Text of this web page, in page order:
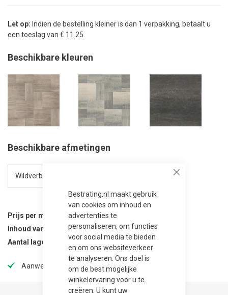
Bestrating.nl maakt gebruik
van cookies om inhoud en
advertenties te
personaliseren, om functies
voor social media te bieden
en om ons websiteverkeer
te analyseren. Ons doel is
om de best mogelijke
winkelervaring voor u te
creëren. U kunt uw
Let op: Indien de bestelling kleiner is dan 1 verpakking, betaalt u
een toeslag van € 11.25.
Beschikbare kleuren
Beschikbare afmetingen
Prijs per m²
49,95
Inhoud van verpakking
10.8 m²
Aantal lagen per verpakking
10
Aanwezig in onze showtuin